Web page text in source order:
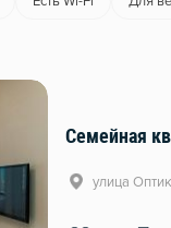
улица